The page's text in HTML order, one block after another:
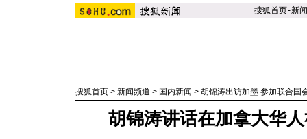
搜狐首页-新闻
搜狐首页 > 新闻频道 > 国内新闻 > 胡锦涛出访加墨 参加联合国
胡锦涛讲话在加拿大华